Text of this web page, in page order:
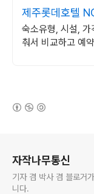
제주롯데호텔
숙박 핫딜!
숙소유형, 시설,
춰서 비교하고 예
자작나무통신
기자 겸 박사 겸 블로거
니다.